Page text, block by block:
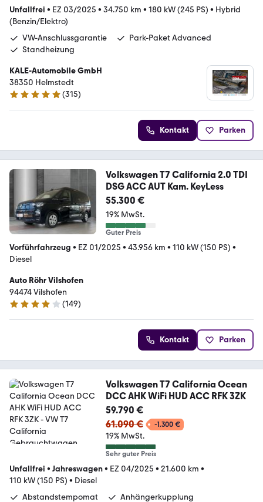
Unfallfrei • EZ 03/2025 • 34.750 km • 180 kW (245 PS) • Hybrid
(Benzin/Elektro)
VW-Anschlussgarantie
Park-Paket Advanced
Standheizung
KALE-Automobile GmbH
38350 Helmstedt
4.8 Sterne
(315)
Kontakt Parken
Volkswagen T7 California 2.0 TDI
DSG ACC AUT Kam. KeyLess
55.300 €
19% MwSt.
Guter Preis
Vorführfahrzeug • EZ 01/2025 • 43.956 km • 110 kW (150 PS) •
Diesel
Auto Röhr Vilshofen
94474 Vilshofen
4.2 Sterne
(149)
Kontakt Parken
Volkswagen T7 California Ocean
DCC AHK WiFi HUD ACC RFK 3ZK
59.790 €
61.090 €
-1.300 €
19% MwSt.
Sehr guter Preis
Unfallfrei • Jahreswagen• EZ 04/2025 • 21.600 km •
110 kW (150 PS) • Diesel
Abstandstempomat
Anhängerkupplung